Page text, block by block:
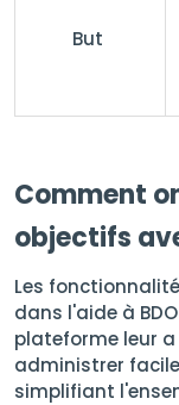
But
Comment
objectifs
Les
dans l'aide à
plateforme leur
administrer
simplifiant